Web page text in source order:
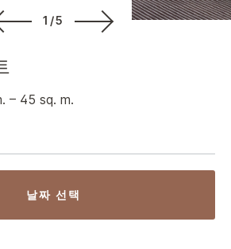
1/5
– 45 sq. m.
날짜 선택